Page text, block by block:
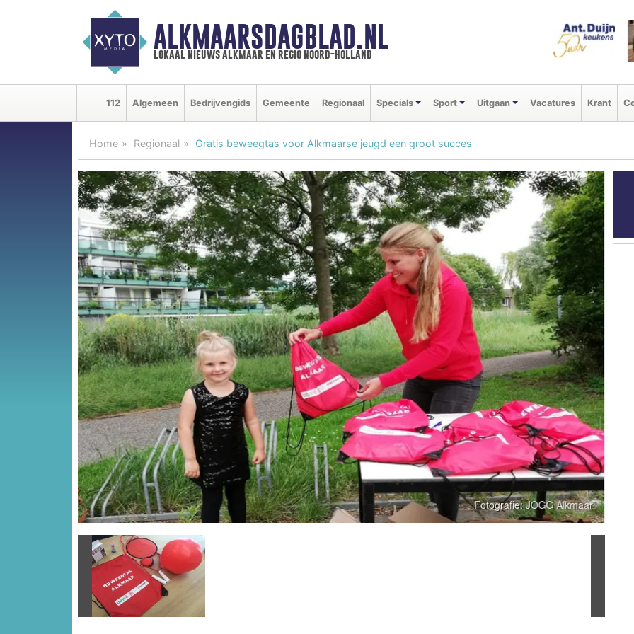
ALKMAARSDAGBLAD.NL
lokaal nieuws alkmaar en regio noord-holland
112 Algemeen Bedrijvengids Gemeente Regionaal Specials Sport Uitgaan Vacatures Krant
Home Regionaal Gratis beweegtas voor Alkmaarse jeugd een groot succes
Vorige